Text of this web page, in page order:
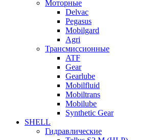
Моторные
Delvac
Pegasus
Mobilgard
Agri
Трансмиссионные
ATF
Gear
Gearlube
Mobilfluid
Mobiltrans
Mobilube
Synthetic Gear
SHELL
Гидравлические